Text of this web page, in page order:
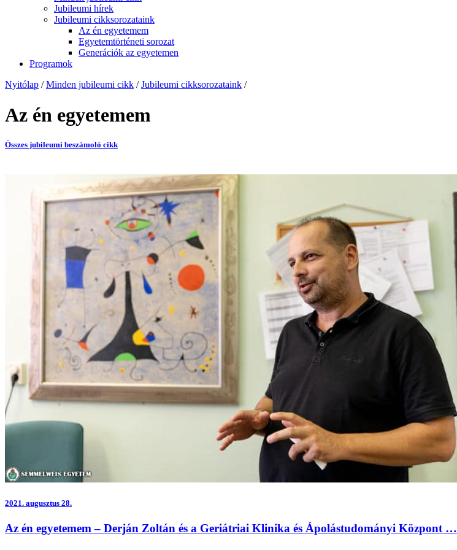
Jubileumi hírek
Jubileumi cikksorozataink
Az én egyetemem
Egyetemtörténeti sorozat
Generációk az egyetemen
Programok
Nyitólap / Minden jubileumi cikk / Jubileumi cikksorozataink /
Az én egyetemem
Összes jubileumi beszámoló cikk
2021. augusztus 28.
Az én egyetemem – Derján Zoltán és a Geriátriai Klinika és Ápolástudományi Központ …